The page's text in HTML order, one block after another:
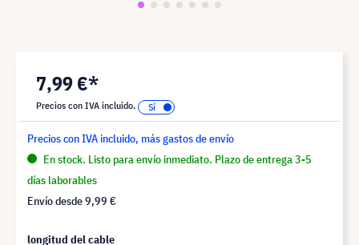
7,99 €*
Precios con IVA incluido.
Precios con IVA incluido, más gastos de envío
En stock. Listo para envío inmediato. Plazo de entrega 3-5
días laborables
Envío desde9,99 €
longitud del cable